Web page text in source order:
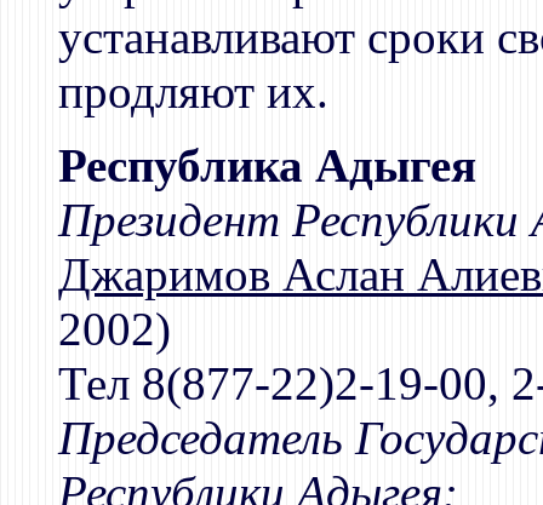
устанавливают сроки
продляют их.
Республика Адыгея
Президент Республики
Джаримов Аслан
2002)
Тел 8(877-22)2-19-00,
Председатель
Республики Адыгея: